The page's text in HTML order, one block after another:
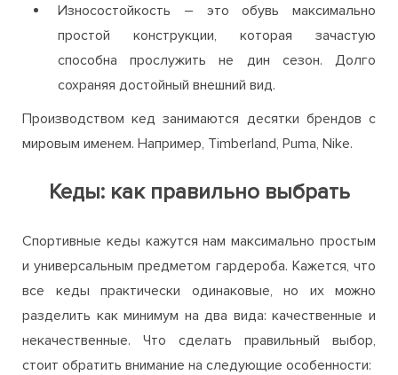
Износостойкость – это обувь максимально
простой конструкции, которая зачастую
способна прослужить не дин сезон. Долго
сохраняя достойный внешний вид.
Производством кед занимаются десятки брендов с
мировым именем. Например, Timberland, Puma, Nike.
Кеды: как правильно выбрать
Спортивные кеды кажутся нам максимально простым
и универсальным предметом гардероба. Кажется, что
все кеды практически одинаковые, но их можно
разделить как минимум на два вида: качественные и
некачественные. Что сделать правильный выбор,
стоит обратить внимание на следующие особенности: